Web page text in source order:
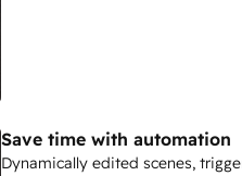
Save time with automation
Dynamically edited scenes,